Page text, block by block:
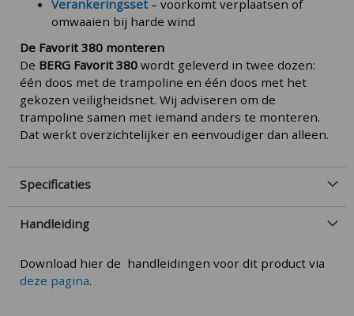
Verankeringsset – voorkomt verplaatsen of
omwaaien bij harde wind
De Favorit 380 monteren
De BERG Favorit 380 wordt geleverd in twee dozen:
één doos met de trampoline en één doos met het
gekozen veiligheidsnet. Wij adviseren om de
trampoline samen met iemand anders te monteren.
Dat werkt overzichtelijker en eenvoudiger dan alleen.
Specificaties
Handleiding
Download hier de handleidingen voor dit product via
deze pagina.